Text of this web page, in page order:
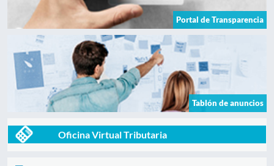
Portal de Transparencia
Tablón de anuncios
Oficina Virtual Tributaria